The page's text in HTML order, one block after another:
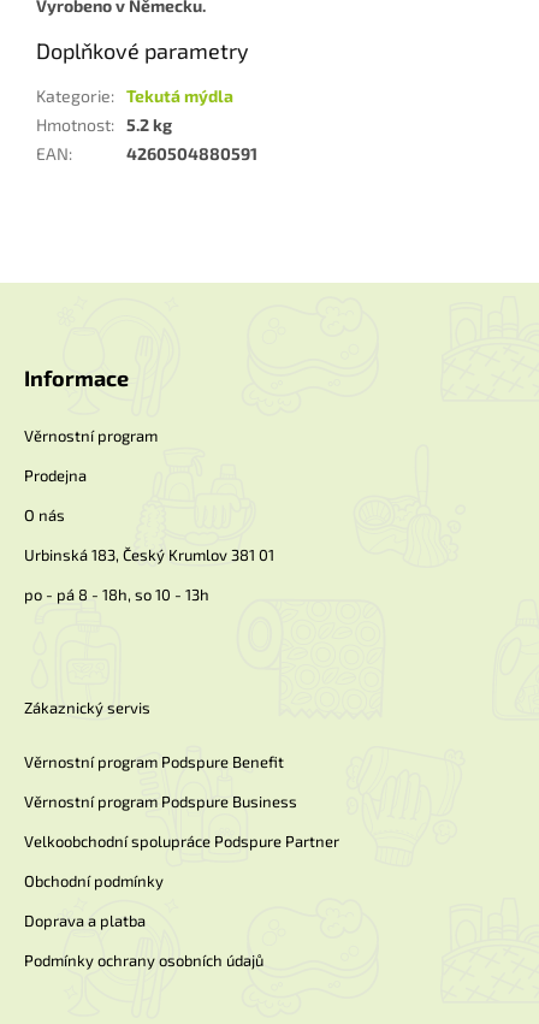
Vyrobeno v Německu.
Doplňkové parametry
Kategorie: Tekutá mýdla
Hmotnost: 5.2 kg
EAN: 4260504880591
Informace
Věrnostní program
Prodejna
O nás
Urbinská 183, Český Krumlov 381 01
po - pá 8 - 18h, so 10 - 13h
Zákaznický servis
Věrnostní program Podspure Benefit
Věrnostní program Podspure Business
Velkoobchodní spolupráce Podspure Partner
Obchodní podmínky
Doprava a platba
Podmínky ochrany osobních údajů